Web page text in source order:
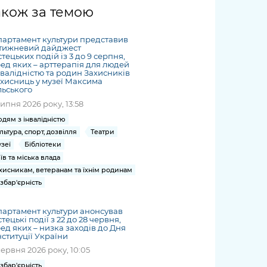
Безбар'єрність
Київська міська військова
адміністрація
Портал послуг
Міський застосунок Київ
Цифровий
Важливе під час
міській військовій
адміністрації
«Ініціатива
«Партнерство
«Відкритий Уряд» –
місцевий рівень»
воєнного стану
дій чи
на
дашборди
та
/
журналіст
ський
Submitting
a media
request
hospitals
under
martial law
за темою
культури представив
дайджест
подій із 3 до 9 серпня,
яких – арттерапія для людей
та родин Захисників
у музеї Максима
2026 року, 13:58
з інвалідністю
спорт, дозвілля
Театри
Бібліотеки
та міська влада
ветеранам та їхнім родинам
культури анонсував
події з 22 до 28 червня,
яких – низка заходів до Дня
України
2026 року, 10:05